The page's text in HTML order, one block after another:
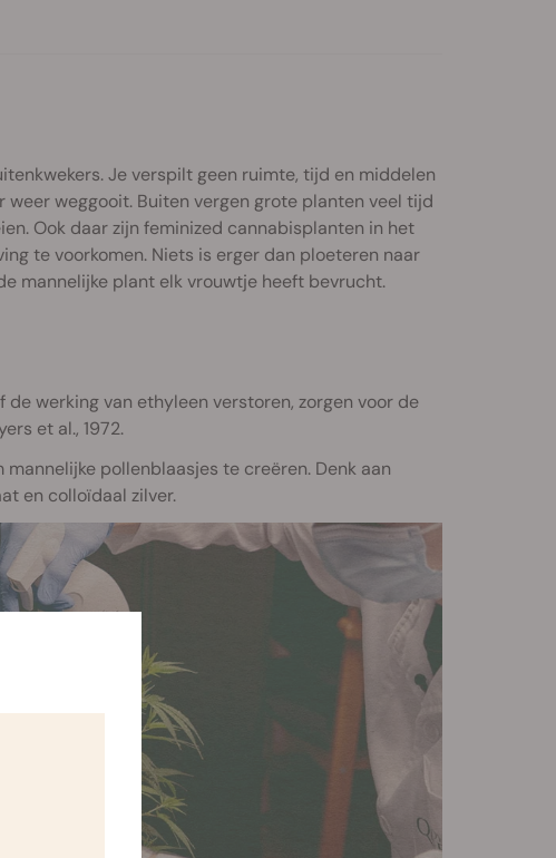
Je verspilt geen ruimte, tijd en middelen
weer weggooit. Buiten vergen grote planten veel tijd
Ook daar zijn feminized cannabisplanten in het
te voorkomen. Niets is erger dan ploeteren naar
mannelijke plant elk vrouwtje heeft bevrucht.
werking van ethyleen verstoren, zorgen voor de
et al., 1972.
pollenblaasjes te creëren. Denk aan
en colloïdaal zilver.